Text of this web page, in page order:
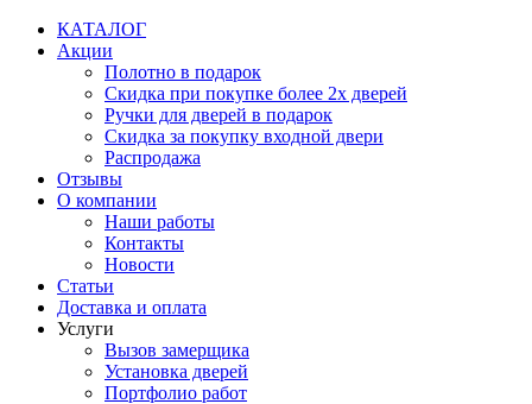
Перейти
содержимому
КАТАЛОГ
Акции
Полотно в подарок
Скидка при покупке более 2х дверей
Ручки для дверей в подарок
Скидка за покупку входной двери
Распродажа
Отзывы
О компании
Наши работы
Контакты
Новости
Статьи
Доставка и оплата
Услуги
Вызов замерщика
Установка дверей
Портфолио работ